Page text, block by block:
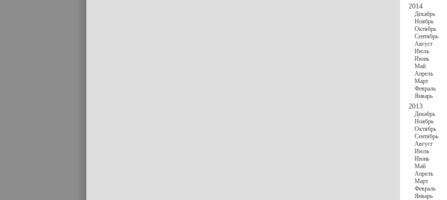
2014
Декабрь
Ноябрь
Октябрь
Сентябрь
Август
Июль
Июнь
Май
Апрель
Март
Февраль
Январь
2013
Декабрь
Ноябрь
Октябрь
Сентябрь
Август
Июль
Июнь
Май
Апрель
Март
Февраль
Январь